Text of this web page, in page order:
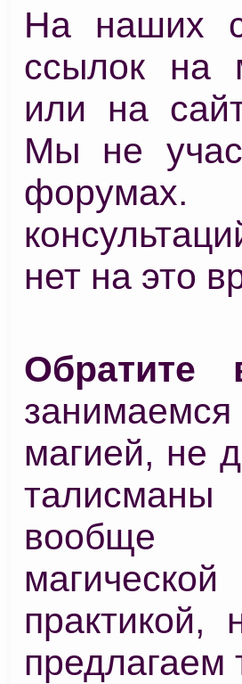
На наших
ссылок на
или на
Мы не
нет на это
Обратите
магией, не
вообще
предлагаем